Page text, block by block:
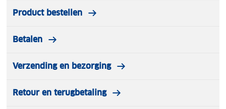
Product bestellen
Betalen
Verzending en bezorging
Retour en terugbetaling